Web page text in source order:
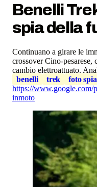
Benelli
spia della
Continuano a girare le
crossover Cino-pesarese,
cambio elettroattuato.
benelli
trek
foto spia
https://www.google.com/
inmoto